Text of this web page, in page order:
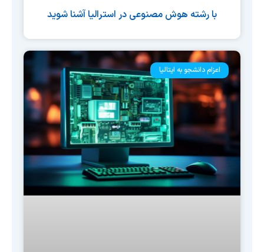
با رشته هوش مصنوعی در استرالیا آشنا شوید
اعزام دانشجو به ایتالیا